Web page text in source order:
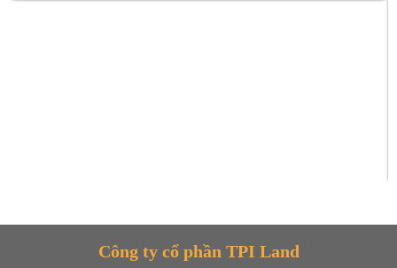
Công ty cổ phần TPI Land